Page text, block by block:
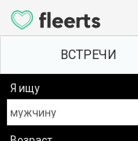
Я ищу